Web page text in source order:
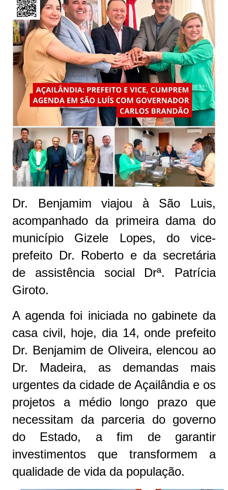
Dr. Benjamim viajou à São Luis,
acompanhado da primeira dama do
município Gizele Lopes, do vice-
prefeito Dr. Roberto e da secretária
de assistência social Drª. Patrícia
Giroto.
A agenda foi iniciada no gabinete da
casa civil, hoje, dia 14, onde prefeito
Dr. Benjamim de Oliveira, elencou ao
Dr. Madeira, as demandas mais
urgentes da cidade de Açailândia e os
projetos a médio longo prazo que
necessitam da parceria do governo
do Estado, a fim de garantir
investimentos que transformem a
qualidade de vida da população.